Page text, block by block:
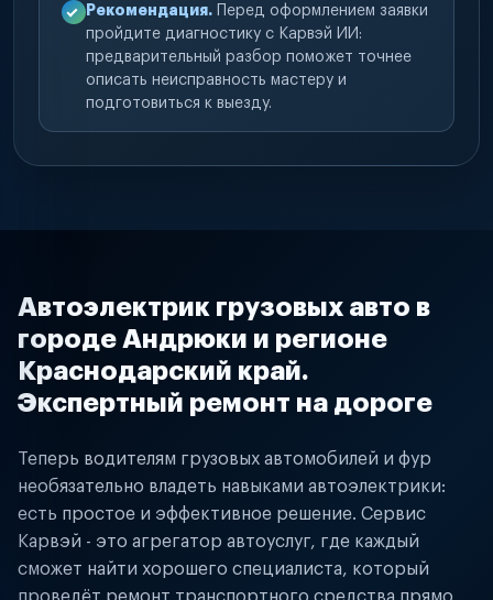
Рекомендация. Перед оформлением заявки
пройдите диагностику с Карвэй ИИ:
предварительный разбор поможет точнее
описать неисправность мастеру и
подготовиться к выезду.
Автоэлектрик грузовых авто в
городе Андрюки и регионе
Краснодарский край.
Экспертный ремонт на дороге
Теперь водителям грузовых автомобилей и фур
необязательно владеть навыками автоэлектрики:
есть простое и эффективное решение. Сервис
Карвэй - это агрегатор автоуслуг, где каждый
сможет найти хорошего специалиста, который